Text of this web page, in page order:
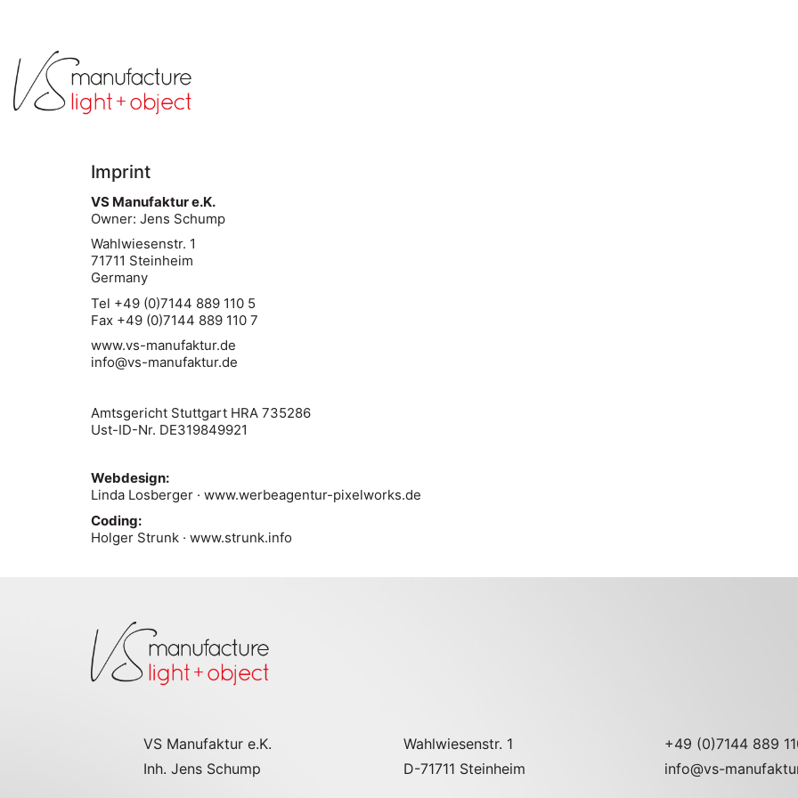
Imprint
VS Manufaktur e.K.
Owner: Jens Schump
Wahlwiesenstr. 1
71711 Steinheim
Germany
Tel +49 (0)7144 889 110 5
Fax +49 (0)7144 889 110 7
www.vs-manufaktur.de
info@vs-manufaktur.de
Amtsgericht Stuttgart HRA 735286
Ust-ID-Nr. DE319849921
Webdesign:
Linda Losberger · www.werbeagentur-pixelworks.de
Coding:
Holger Strunk · www.strunk.info
VS Manufaktur e.K.
Inh. Jens Schump
Wahlwiesenstr. 1
D-71711 Steinheim
+49 (0)7144 889
info@vs-